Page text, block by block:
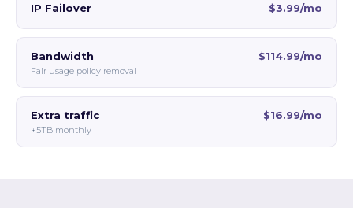
IP Failover $3.99/mo
Bandwidth
Fair usage policy removal
$114.99/mo
Extra traffic
+5TB monthly
$16.99/mo